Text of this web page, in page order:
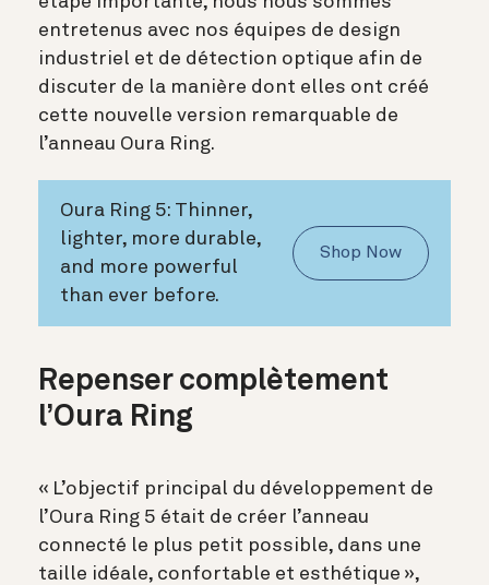
entretenus avec nos équipes de design
industriel et de détection optique afin de
discuter de la manière dont elles ont créé
cette nouvelle version remarquable de
l’anneau Oura Ring.
Oura Ring 5: Thinner,
lighter, more durable,
and more powerful
than ever before.
Shop Now
Repenser complètement
l’Oura Ring
« L’objectif principal du développement de
l’Oura Ring 5 était de créer l’anneau
connecté le plus petit possible, dans une
taille idéale, confortable et esthétique »,